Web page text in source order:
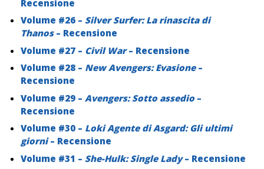
Recensione
Volume #26 – Silver Surfer: La rinascita di
Thanos– Recensione
Volume #27 – Civil War– Recensione
Volume #28 – New Avengers: Evasione–
Recensione
Volume #29 – Avengers: Sotto assedio –
Recensione
Volume #30 – Loki Agente di Asgard: Gli ultimi
giorni– Recensione
Volume #31 – She-Hulk: Single Lady– Recensione